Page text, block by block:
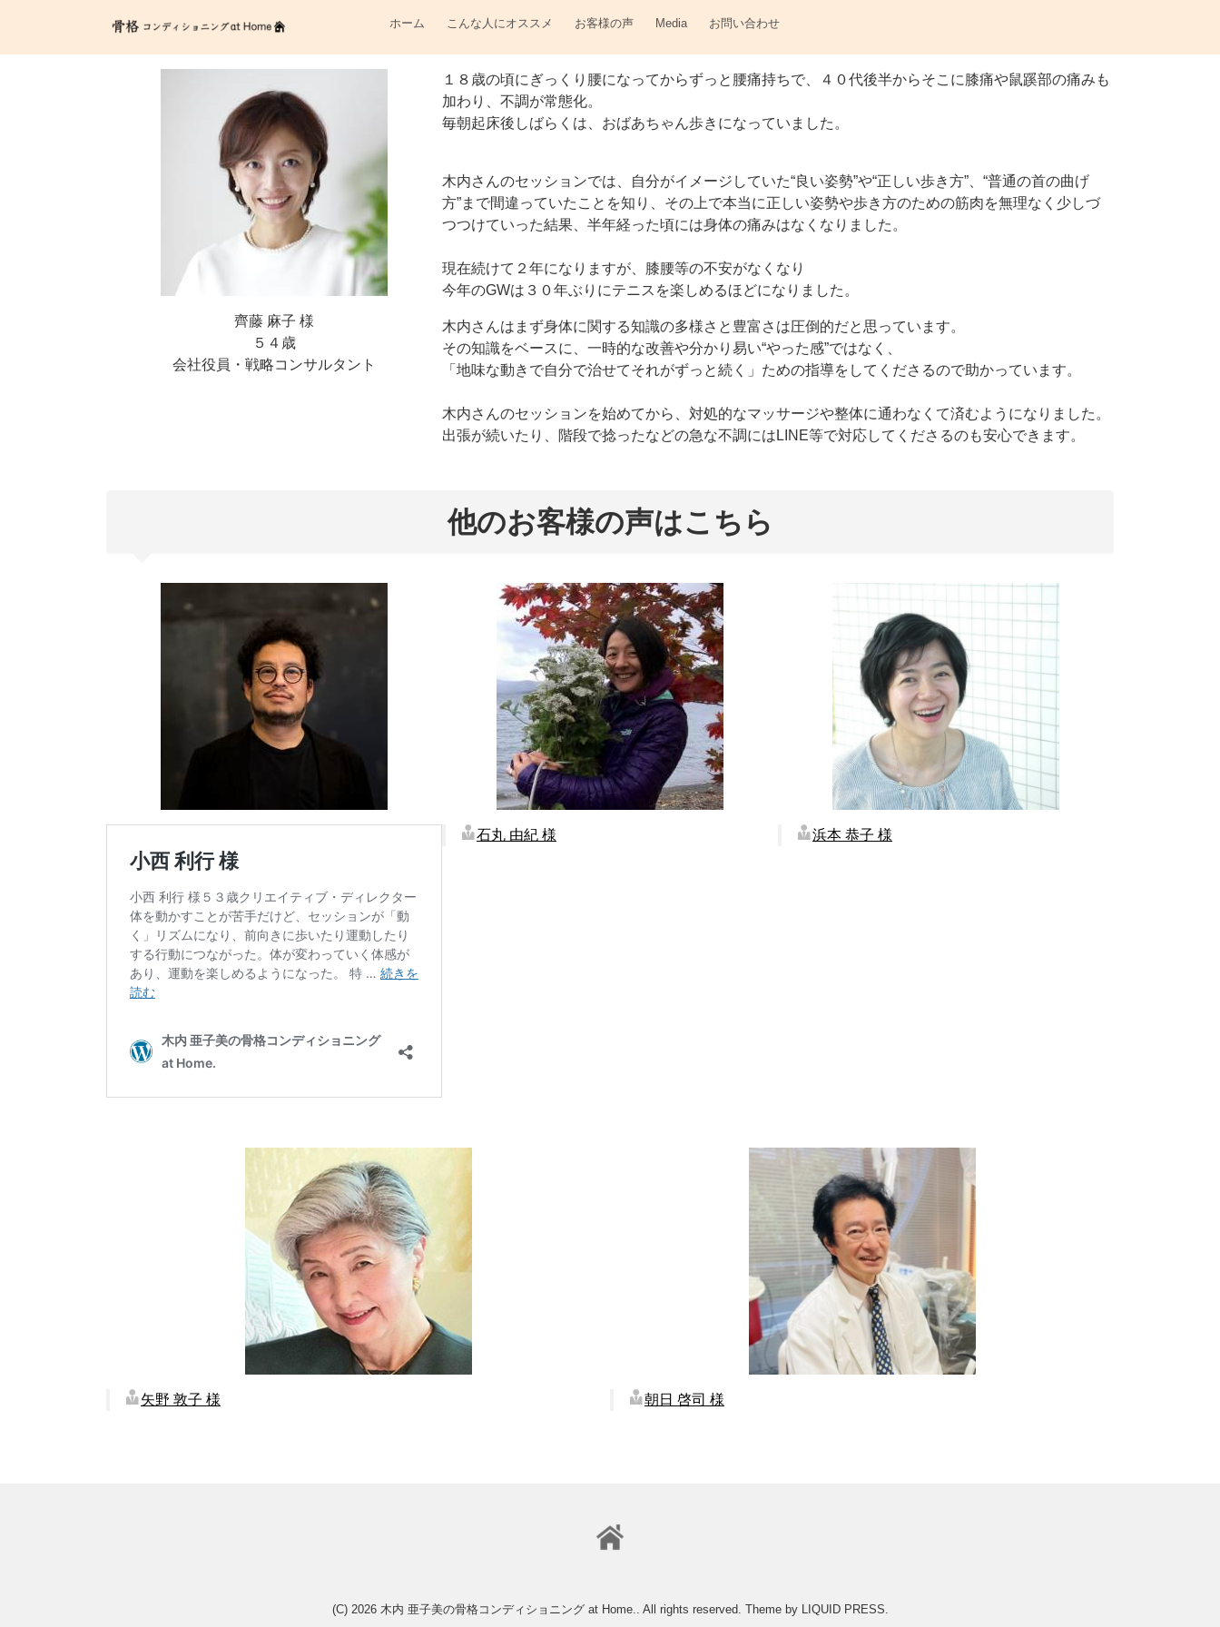
ホーム こんな人にオススメ お客様の声 Media お問い合わせ
齊藤 麻子 様
５４歳
会社役員・戦略コンサルタント
１８歳の頃にぎっくり腰になってからずっと腰痛持ちで、４０代後半からそこに膝痛や鼠蹊部の痛みも
加わり、不調が常態化。
毎朝起床後しばらくは、おばあちゃん歩きになっていました。
木内さんのセッションでは、自分がイメージしていた“良い姿勢”や“正しい歩き方”、“普通の首の曲げ
方”まで間違っていたことを知り、その上で本当に正しい姿勢や歩き方のための筋肉を無理なく少しづ
つつけていった結果、半年経った頃には身体の痛みはなくなりました。
現在続けて２年になりますが、膝腰等の不安がなくなり
今年のGWは３０年ぶりにテニスを楽しめるほどになりました。
木内さんはまず身体に関する知識の多様さと豊富さは圧倒的だと思っています。
その知識をベースに、一時的な改善や分かり易い“やった感”ではなく、
「地味な動きで自分で治せてそれがずっと続く」ための指導をしてくださるので助かっています。
木内さんのセッションを始めてから、対処的なマッサージや整体に通わなくて済むようになりました。
出張が続いたり、階段で捻ったなどの急な不調にはLINE等で対応してくださるのも安心できます。
他のお客様の声はこちら
石丸 由紀 様 浜本 恭子 様
矢野 敦子 様 朝日 啓司 様
(C) 2026 木内 亜子美の骨格コンディショニング at Home.. All rights reserved. Theme by LIQUID PRESS.